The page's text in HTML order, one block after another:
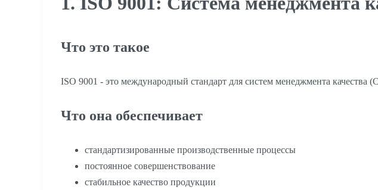
Что это такое
ISO 9001 - это международный стандарт для систем менеджмента качества
Что она обеспечивает
стандартизированные производственные процессы
постоянное совершенствование
стабильное качество продукции